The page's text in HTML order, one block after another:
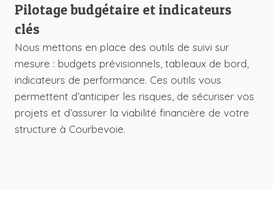
Pilotage budgétaire et indicateurs
clés
Nous mettons en place des outils de suivi sur
mesure : budgets prévisionnels, tableaux de bord,
indicateurs de performance. Ces outils vous
permettent d’anticiper les risques, de sécuriser vos
projets et d’assurer la viabilité financière de votre
structure à Courbevoie.